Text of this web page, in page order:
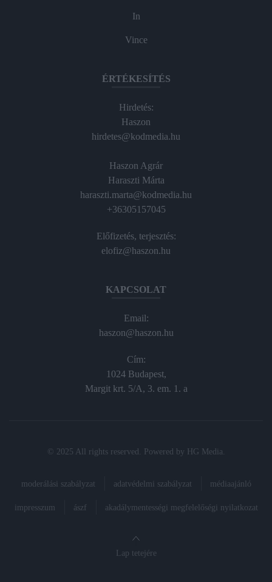
In
Vince
ÉRTÉKESÍTÉS
Hirdetés:
Haszon
hirdetes@kodmedia.hu
Haszon Agrár
Haraszti Márta
haraszti.marta@kodmedia.hu
+36305157045
Előfizetés, terjesztés:
elofiz@haszon.hu
KAPCSOLAT
Email:
haszon@haszon.hu
Cím:
1024 Budapest,
Margit krt. 5/A, 3. em. 1. a
© 2025 All rights reserved. Powered by HG Media
moderálási szabályzat adatvédelmi szabályzat médiaajánló
impresszum ászf akadálymentességi megfelelőségi nyilatkozat
Lap tetejére